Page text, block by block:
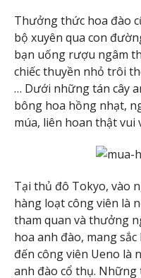
Thưởng thức hoa đào
bộ xuyên qua con
bạn uống rượu ngâm
chiếc thuyền nhỏ trôi
… Dưới những tán cây
bông hoa hồng nhạt,
múa, liên hoan thật vui
Tại thủ đô Tokyo, vào
hàng loạt công viên là
tham quan và thưởng
hoa anh đào, mang
đến công viên Ueno là
anh đào cổ thụ.